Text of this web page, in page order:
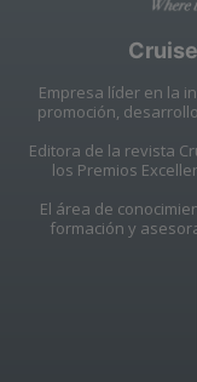
Empresa líder en la
promoción,
Editora de la revista
los Premios
El área de
formación y